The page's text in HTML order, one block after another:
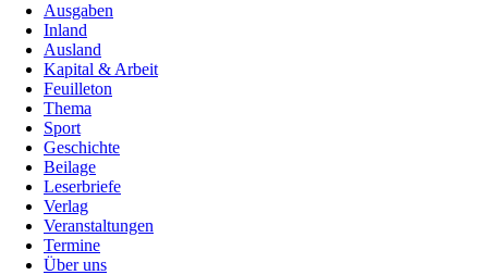
Ausgaben
Inland
Ausland
Kapital & Arbeit
Feuilleton
Thema
Sport
Geschichte
Beilage
Leserbriefe
Verlag
Veranstaltungen
Termine
Über uns